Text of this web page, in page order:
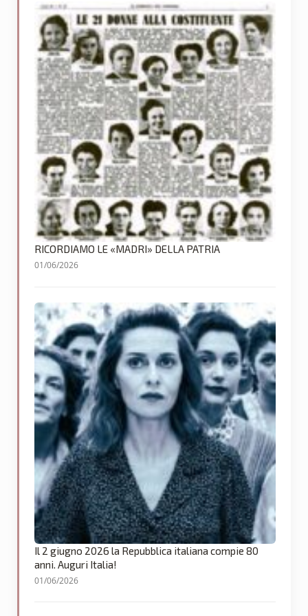
RICORDIAMO LE «MADRI» DELLA PATRIA
01/06/2026
Il 2 giugno 2026 la Repubblica italiana compie 80
anni. Auguri Italia!
01/06/2026